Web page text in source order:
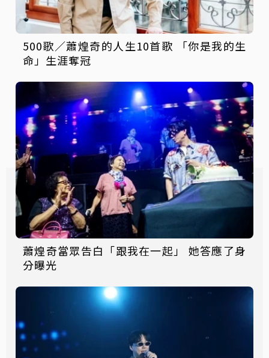
500歌／蕭煌奇的人生10首歌 「你是我的生
命」生涯奪冠
蕭煌奇當眾告白「跟我在一起」 她答應了身
分曝光